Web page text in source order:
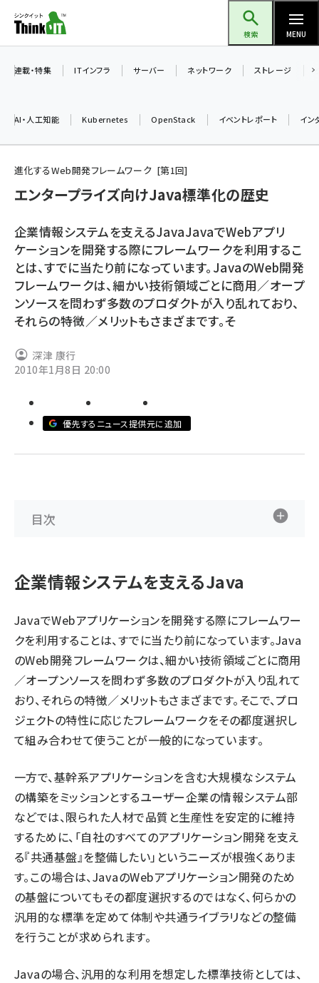
ン
ツ
検索 MENU
加藤銘のチーム貢献～仲間と築いた勝利の絆～ (2297)
北海道をのんびり旅する晴山佳須夫のヒント集！ (2008)
drupal (1929)
genai (1468)
abc123 (1341)
連載・特集 ITインフラ サーバー ネットワーク ストレージ
AI・人工知能 Kubernetes OpenStack イベントレポート イン
進化するWeb開発フレームワーク 第1回
エンタープライズ向けJava標準化の歴史
企業情報システムを支えるJavaJavaでWebアプリ
ケーションを開発する際にフレームワークを利用するこ
とは、すでに当たり前になっています。JavaのWeb開発
フレームワークは、細かい技術領域ごとに商用／オープ
ンソースを問わず多数のプロダクトが入り乱れており、
それらの特徴／メリットもさまざまです。そ
深津 康行
2010年1月8日 20:00
優先するニュース提供元に追加
目次
企業情報システムを支えるJava
JavaでWebアプリケーションを開発する際にフレームワー
クを利用することは、すでに当たり前になっています。Java
のWeb開発フレームワークは、細かい技術領域ごとに商用
／オープンソースを問わず多数のプロダクトが入り乱れて
おり、それらの特徴／メリットもさまざまです。そこで、プロ
ジェクトの特性に応じたフレームワークをその都度選択し
て組み合わせて使うことが一般的になっています。
一方で、基幹系アプリケーションを含む大規模なシステム
の構築をミッションとするユーザー企業の情報システム部
などでは、限られた人材で品質と生産性を安定的に維持
するために、「自社のすべてのアプリケーション開発を支え
る『共通基盤』を整備したい」というニーズが根強くありま
す。この場合は、JavaのWebアプリケーション開発のため
の基盤についてもその都度選択するのではなく、何らかの
汎用的な標準を定めて体制や共通ライブラリなどの整備
を行うことが求められます。
Javaの場合、汎用的な利用を想定した標準技術としては、